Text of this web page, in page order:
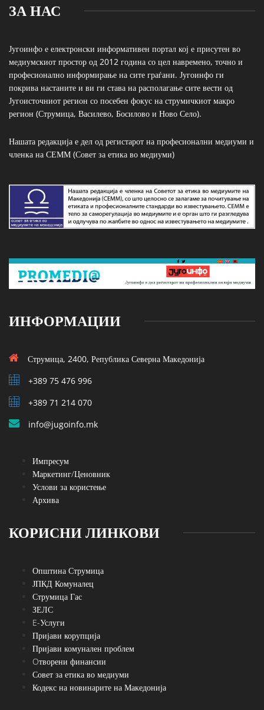
ЗА НАС
Југоинфо е електронски информативен портал кој е присутен во
медиумскиот простор од 2012 година со цел навремено, точно и
професионално информирање на сите граѓани. Југоинфо ги
покрива настаните и ви ги става на располагање сите вести од
Југоисточниот регион со посебен фокус на струмичкиот макро
регион (Струмица, Василево, Босилово и Ново Село).
Нашата редакција е дел од регистарот на професионални медиуми и
членка на СЕММ (Совет за етика во медиуми)
ИНФОРМАЦИИ
Струмица, 2400, Република Северна Македонија
+389 75 476 996
+389 71 214 070
info@jugoinfo.mk
Импресум
Маркетинг/Ценовник
Услови за користење
Архива
КОРИСНИ ЛИНКОВИ
Општина Струмица
ЈПКД Комуналец
Струмица Гас
ЗЕЛС
E-Услуги
Пријави корупција
Пријави комунален проблем
Oтворени финансии
Совет за етика во медиуми
Кодекс на новинарите на Македонија